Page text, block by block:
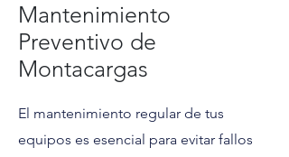
Mantenimiento
Preventivo de
Montacargas
El mantenimiento regular de tus
equipos es esencial para evitar fallos